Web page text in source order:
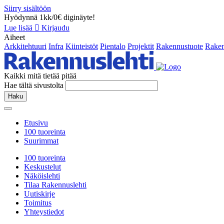
Siirry sisältöön
Hyödynnä 1kk/0€ diginäyte!
Lue lisää
Kirjaudu
Aiheet
Arkkitehtuuri Infra Kiinteistöt Pientalo Projektit Rakennustuote
Kaikki mitä tietää pitää
Hae tältä sivustolta
Haku
Etusivu
100 tuoreinta
Suurimmat
100 tuoreinta
Keskustelut
Näköislehti
Tilaa Rakennuslehti
Uutiskirje
Toimitus
Yhteystiedot